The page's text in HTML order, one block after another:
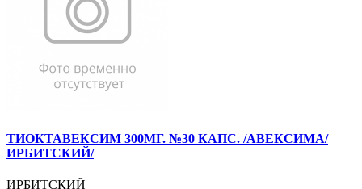
ТИОКТАВЕКСИМ 300МГ. №30 КАПС. /АВЕКСИМА/
ИРБИТСКИЙ/
ИРБИТСКИЙ